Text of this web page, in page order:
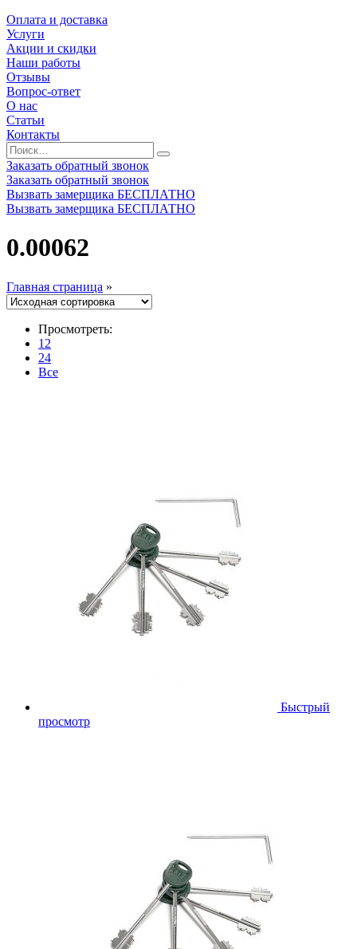
Оплата и доставка
Услуги
Акции и скидки
Наши работы
Отзывы
Вопрос-ответ
О нас
Статьи
Контакты
Заказать обратный звонок
Заказать обратный звонок
Вызвать замерщика БЕСПЛАТНО
Вызвать замерщика БЕСПЛАТНО
0.00062
Главная страница »
Просмотреть:
12
24
Все
Быстрый
просмотр